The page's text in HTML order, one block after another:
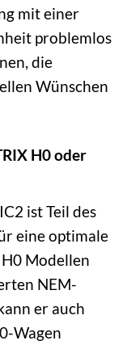
mit einer
problemlos
die
Wünschen
H0 oder
ist Teil des
eine optimale
Modellen
NEM-
er auch
Wagen